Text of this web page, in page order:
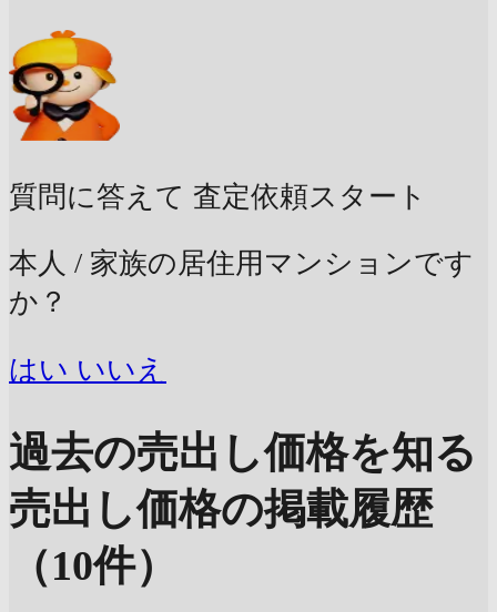
質問に答えて 査定依頼スタート
本人 / 家族の居住用マンションです
か？
はい いいえ
過去の売出し価格を知る
売出し価格の掲載履歴
（10件）